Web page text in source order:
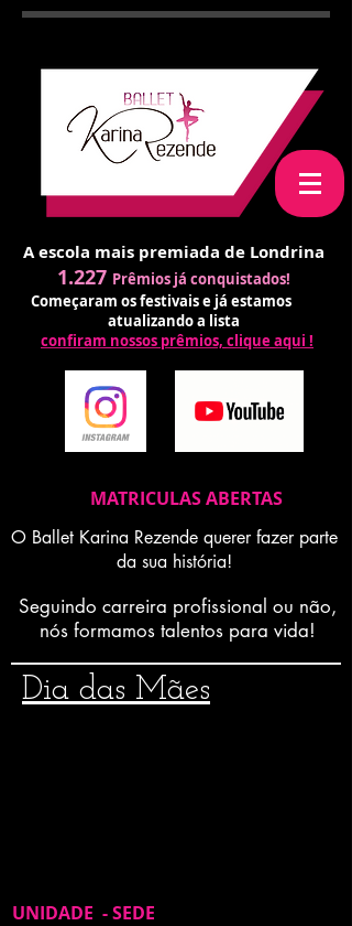
A escola mais premiada de Londrina
1.227 Prêmios já conquistados!
Começaram os festivais e já estamos
atualizando a lista
confiram nossos prêmios, clique aqui !
MATRICULAS ABERTAS
O Ballet Karina Rezende querer fazer parte
da sua história!
Seguindo carreira profissional ou não,
nós formamos talentos para vida!
Dia das Mães
UNIDADE - SEDE